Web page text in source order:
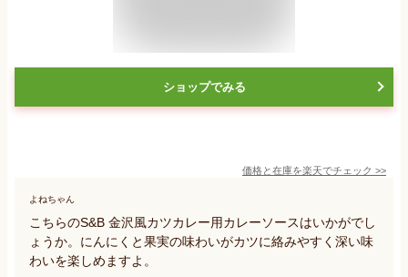
ショップでみる
価格と在庫を楽天でチェック >>
よねちゃん
こちらのS&B 金沢風カツカレー用カレーソースはいかがでし
ょうか。にんにくと果実の味わいがカツに絡みやすく深い味
わいを楽しめますよ。